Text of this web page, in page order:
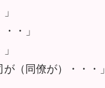
・」
が（同僚が）・・・」